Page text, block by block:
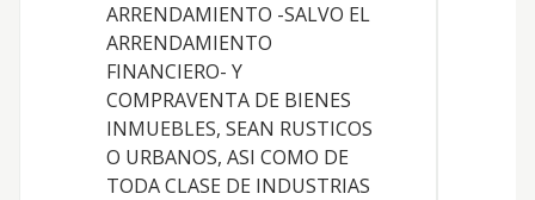
ARRENDAMIENTO -SALVO EL
ARRENDAMIENTO
FINANCIERO- Y
COMPRAVENTA DE BIENES
INMUEBLES, SEAN RUSTICOS
O URBANOS, ASI COMO DE
TODA CLASE DE INDUSTRIAS